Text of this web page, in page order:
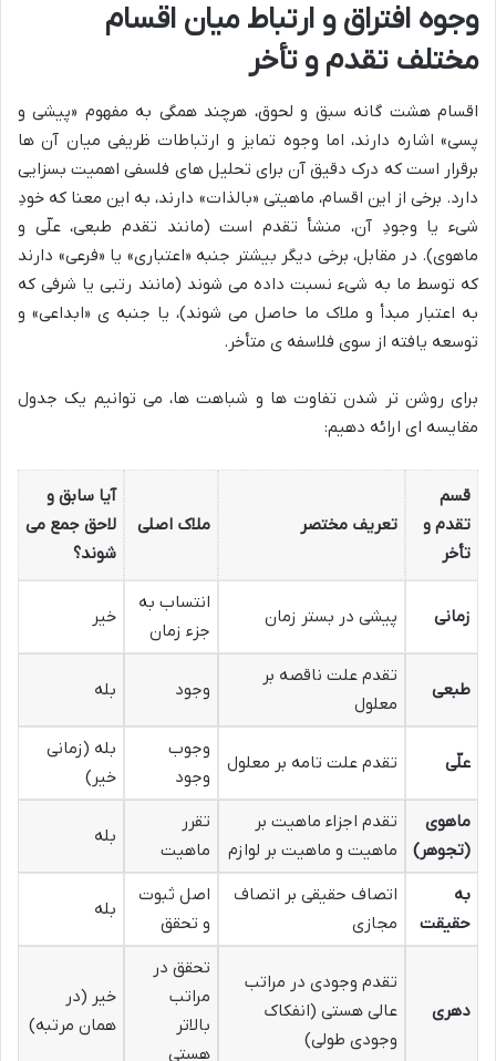
وجوه افتراق و ارتباط میان اقسام
مختلف تقدم و تأخر
اقسام هشت گانه سبق و لحوق، هرچند همگی به مفهوم «پیشی و
پسی» اشاره دارند، اما وجوه تمایز و ارتباطات ظریفی میان آن ها
برقرار است که درک دقیق آن برای تحلیل های فلسفی اهمیت بسزایی
دارد. برخی از این اقسام، ماهیتی «بالذات» دارند، به این معنا که خودِ
شیء یا وجودِ آن، منشأ تقدم است (مانند تقدم طبعی، علّی و
ماهوی). در مقابل، برخی دیگر بیشتر جنبه «اعتباری» یا «فرعی» دارند
که توسط ما به شیء نسبت داده می شوند (مانند رتبی یا شرفی که
به اعتبار مبدأ و ملاک ما حاصل می شوند)، یا جنبه ی «ابداعی» و
توسعه یافته از سوی فلاسفه ی متأخر.
برای روشن تر شدن تفاوت ها و شباهت ها، می توانیم یک جدول
مقایسه ای ارائه دهیم:
قسم
تقدم و
تأخر
تعریف مختصر ملاک اصلی
آیا سابق و
لاحق جمع می
شوند؟
زمانی پیشی در بستر زمان
انتساب به
جزء زمان
خیر
طبعی
تقدم علت ناقصه بر
معلول
وجود بله
علّی تقدم علت تامه بر معلول
وجوب
وجود
بله (زمانی
خیر)
ماهوی
(تجوهر)
تقدم اجزاء ماهیت بر
ماهیت و ماهیت بر لوازم
تقرر
ماهیت
بله
به
حقیقت
اتصاف حقیقی بر اتصاف
مجازی
اصل ثبوت
و تحقق
بله
دهری
تقدم وجودی در مراتب
عالی هستی (انفکاک
وجودی طولی)
تحقق در
مراتب
بالاتر
هستی
خیر (در
همان مرتبه)